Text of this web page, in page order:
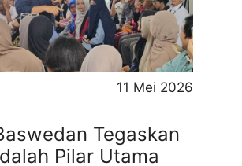
dedikasi dan kiprah Haikal
ekosistem halal
inisiatif serta kolaborasi
Ia juga ...Read more
11 Mei 2026
Tegaskan
Pilar Utama